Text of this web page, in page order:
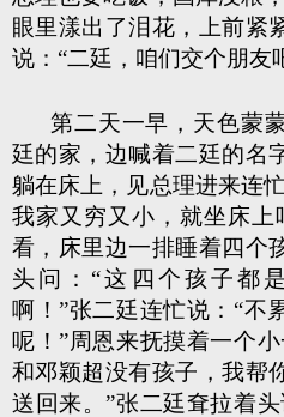
眼里漾出了泪花，上前紧
说：“二廷，咱们交个朋友
第二天一早，天色蒙
廷的家，边喊着二廷的名
躺在床上，见总理进来连
我家又穷又小，就坐床上
看，床里边一排睡着四个
头问：“这四个孩子都
啊！”张二廷连忙说：“不
呢！”周恩来抚摸着一个
和邓颖超没有孩子，我帮
送回来。”张二廷耷拉着